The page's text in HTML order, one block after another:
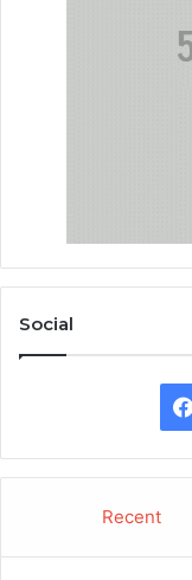
Social
Recent